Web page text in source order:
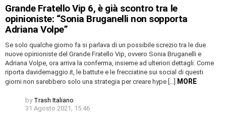
Grande Fratello Vip 6, è già scontro tra le
opinioniste: “Sonia Bruganelli non sopporta
Adriana Volpe”
Se solo qualche giorno fa si parlava di un possibile screzio tra le due
nuove opinioniste del Grande Fratello Vip, ovvero Sonia Bruganelli e
Adriana Volpe, ora arriva la conferma, insieme ad ulteriori dettagli. Come
riporta davidemaggio.it, le battute e le frecciatine sui social di questi
giorni non sarebbero solo una strategia per creare hype […] MORE
by Trash Italiano
31 Agosto 2021, 15:46